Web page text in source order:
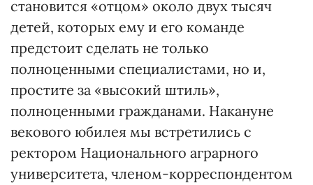
становится «отцом» около двух тысяч
детей, которых ему и его команде
предстоит сделать не только
полноценными специалистами, но и,
простите за «высокий штиль»,
полноценными гражданами. Накануне
векового юбилея мы встретились с
ректором Национального аграрного
университета, членом-корреспондентом